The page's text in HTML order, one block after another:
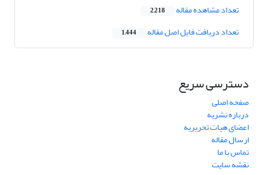
تعداد مشاهده مقاله 2,218
تعداد دریافت فایل اصل مقاله 1,444
دسترسی سریع
صفحه اصلی
درباره نشریه
اعضای هیات تحریریه
ارسال مقاله
تماس با ما
نقشه سایت